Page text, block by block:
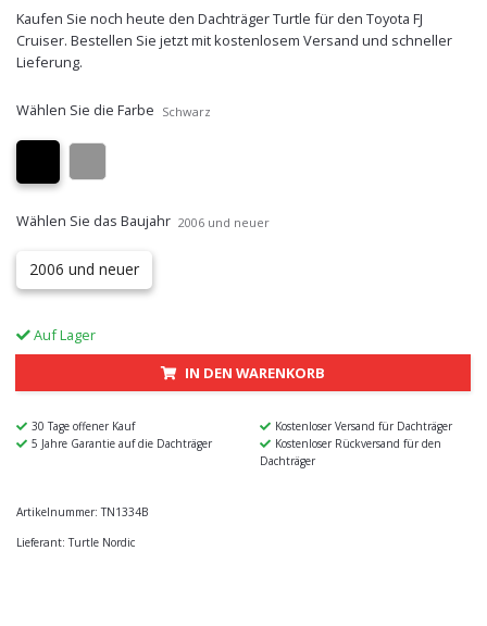
Kaufen Sie noch heute den Dachträger Turtle für den Toyota FJ
Cruiser. Bestellen Sie jetzt mit kostenlosem Versand und schneller
Lieferung.
Wählen Sie die Farbe Schwarz
Wählen Sie das Baujahr 2006 und neuer
2006 und neuer
Auf Lager
IN DEN WARENKORB
30 Tage offener Kauf
Kostenloser Versand für Dachträger
5 Jahre Garantie auf die Dachträger
Kostenloser Rückversand für den
Dachträger
Artikelnummer: TN1334B
Lieferant: Turtle Nordic